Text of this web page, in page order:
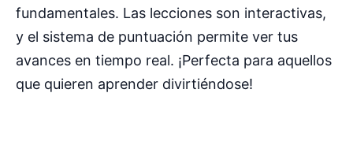
fundamentales. Las lecciones son interactivas,
y el sistema de puntuación permite ver tus
avances en tiempo real. ¡Perfecta para aquellos
que quieren aprender divirtiéndose!